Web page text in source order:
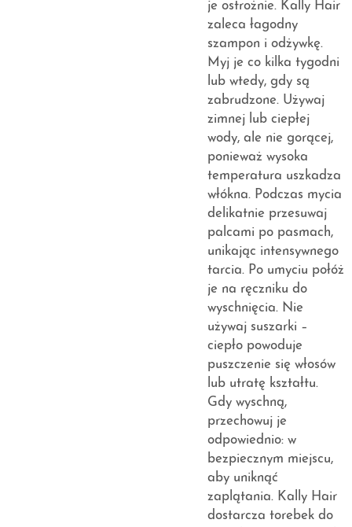
je ostrożnie. Kally Hair
zaleca łagodny
szampon i odżywkę.
Myj je co kilka tygodni
lub wtedy, gdy są
zabrudzone. Używaj
zimnej lub ciepłej
wody, ale nie gorącej,
ponieważ wysoka
temperatura uszkadza
włókna. Podczas mycia
delikatnie przesuwaj
palcami po pasmach,
unikając intensywnego
tarcia. Po umyciu połóż
je na ręczniku do
wyschnięcia. Nie
używaj suszarki –
ciepło powoduje
puszczenie się włosów
lub utratę kształtu.
Gdy wyschną,
przechowuj je
odpowiednio: w
bezpiecznym miejscu,
aby uniknąć
zaplątania. Kally Hair
dostarcza torebek do